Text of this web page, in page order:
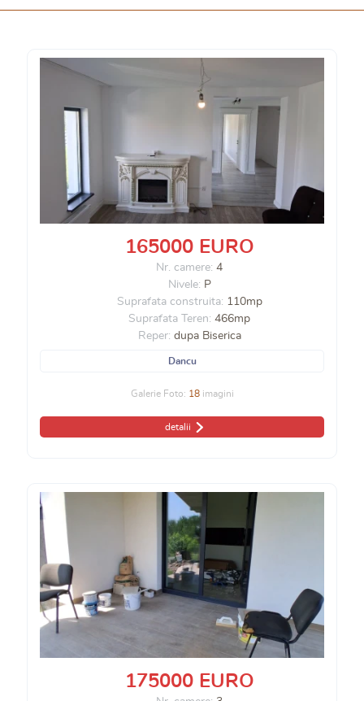
165000 EURO
Nr. camere: 4
Nivele: P
Suprafata construita: 110mp
Suprafata Teren: 466mp
Reper: dupa Biserica
Dancu
Galerie Foto: 18imagini
detalii
175000 EURO